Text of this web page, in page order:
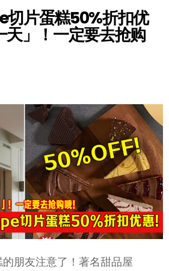
片蛋糕50%折扣优
天」！一定要去抢购
朋友注意了！著名甜品屋